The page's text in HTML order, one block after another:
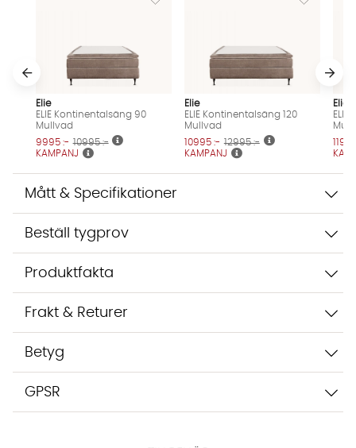
Elie
ELIE Kontinentalsäng 90
Mullvad
KAMPANJ
9995 :- 10995 :-
Elie
ELIE Kontinentalsäng 120
Mullvad
KAMPANJ
10995 :- 12995 :-
Elie
Mått & Specifikationer
Beställ tygprov
Produktfakta
Frakt & Returer
Betyg
GPSR
Vi använder AI för att svara på dina frågor. Konversationen
inte dina uppgifter med tredje part. Läs mer i vår
integritetspolicy.
Jag godkänner att konversationen sparas
Starta chatten